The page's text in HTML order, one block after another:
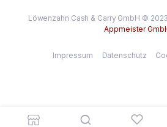
Löwenzahn Cash & Carry GmbH ©
Appmeister
Impressum Datenschutz